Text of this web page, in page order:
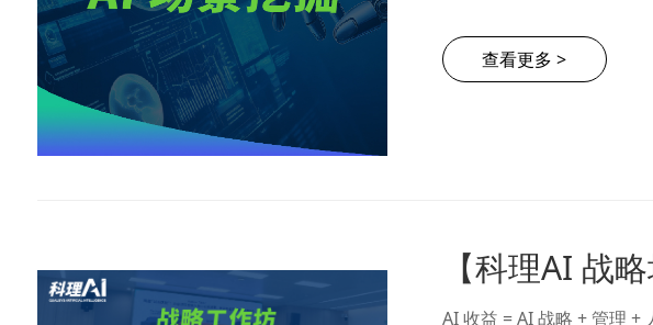
正降本增效，核心从来……
查看更多 >
【科理AI 战
AI 收益 = AI 战略 + 管理 +